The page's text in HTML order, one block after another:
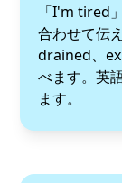
「I'm tired
合わせて伝
drained、
べます。英
ます。